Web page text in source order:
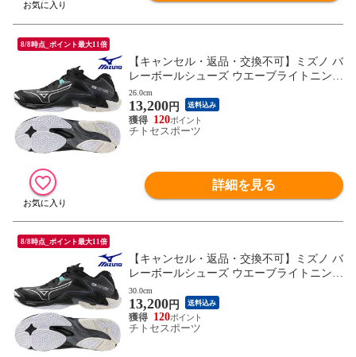
8/8時点_ポイント最大11倍
【キャンセル・返品・交換不可】ミズノ バ
レーボールシューズ ウエーブライトニング
Z8 WIDE V1GA240158 ユニセックス 2024A
W RFCL
26.0cm
13,200円 送料込み
120
チトセスポーツ
詳細を見る
8/8時点_ポイント最大11倍
【キャンセル・返品・交換不可】ミズノ バ
レーボールシューズ ウエーブライトニング
Z8 WIDE V1GA240158 ユニセックス 2024A
W RFCL
30.0cm
13,200円 送料込み
120
チトセスポーツ